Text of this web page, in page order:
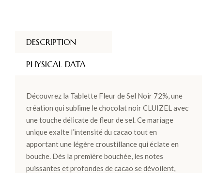
DESCRIPTION
PHYSICAL DATA
Découvrez la Tablette Fleur de Sel Noir 72%, une
création qui sublime le chocolat noir CLUIZEL avec
une touche délicate de fleur de sel. Ce mariage
unique exalte l’intensité du cacao tout en
apportant une légère croustillance qui éclate en
bouche. Dès la première bouchée, les notes
puissantes et profondes de cacao se dévoilent,